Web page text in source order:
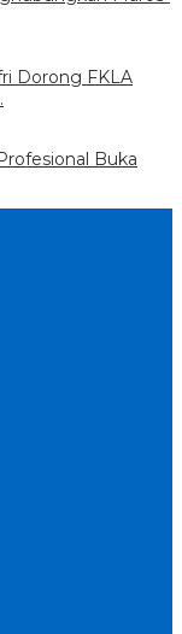
Dorong FKLA
Buka